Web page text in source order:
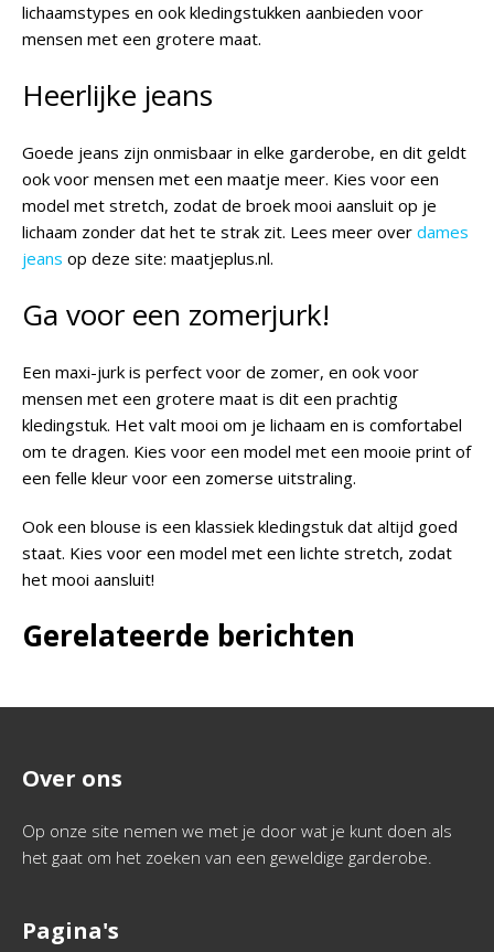
lichaamstypes en ook kledingstukken aanbieden voor
mensen met een grotere maat.
Heerlijke jeans
Goede jeans zijn onmisbaar in elke garderobe, en dit geldt
ook voor mensen met een maatje meer. Kies voor een
model met stretch, zodat de broek mooi aansluit op je
lichaam zonder dat het te strak zit. Lees meer over dames
jeans op deze site: maatjeplus.nl.
Ga voor een zomerjurk!
Een maxi-jurk is perfect voor de zomer, en ook voor
mensen met een grotere maat is dit een prachtig
kledingstuk. Het valt mooi om je lichaam en is comfortabel
om te dragen. Kies voor een model met een mooie print of
een felle kleur voor een zomerse uitstraling.
Ook een blouse is een klassiek kledingstuk dat altijd goed
staat. Kies voor een model met een lichte stretch, zodat
het mooi aansluit!
Gerelateerde berichten
Over ons
Op onze site nemen we met je door wat je kunt doen als
het gaat om het zoeken van een geweldige garderobe.
Pagina's